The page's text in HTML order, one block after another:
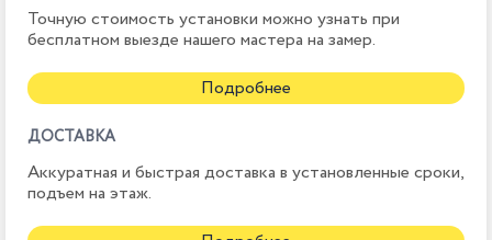
Точную стоимость установки можно узнать при
бесплатном выезде нашего мастера на замер.
Подробнее
ДОСТАВКА
Аккуратная и быстрая доставка в установленные сроки,
подъем на этаж.